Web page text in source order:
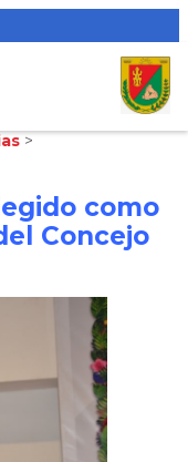
>
como
Concejo